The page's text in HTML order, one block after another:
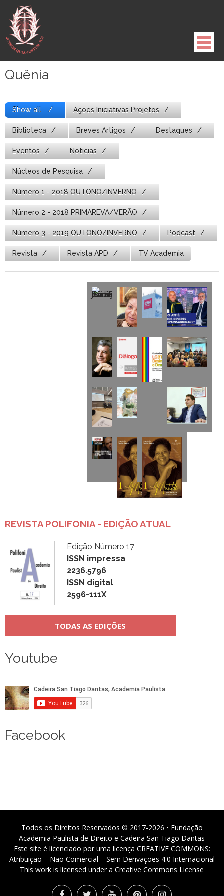
para
conteúdo
Quênia
Show all Ações Iniciativas Projetos
Biblioteca Breves Artigos Destaques
Eventos Notícias
Núcleos de Pesquisa
Número 1 - 2018 OUTONO/INVERNO
Número 2 - 2018 PRIMAREVA/VERÃO
Número 3 - 2019 OUTONO/INVERNO Podcast
Revista Revista APD TV Academia
REVISTA POLIFONIA - EDIÇÃO ATUAL
Edição Número 17
ISSN impressa
2236.5796
ISSN digital
2596-111X
TODAS AS EDIÇÕES
Youtube
Facebook
Todos os Direitos Reservados © 2017-2026 • Fundação
Academia Paulista de Direito e Cadeira San Tiago Dantas
Este site é licenciado por uma licença CREATIVE COMMONS:
Atribuição – Não Comercial – Sem Derivações 4.0 Internacional
This work is licensed under a Creative Commons License